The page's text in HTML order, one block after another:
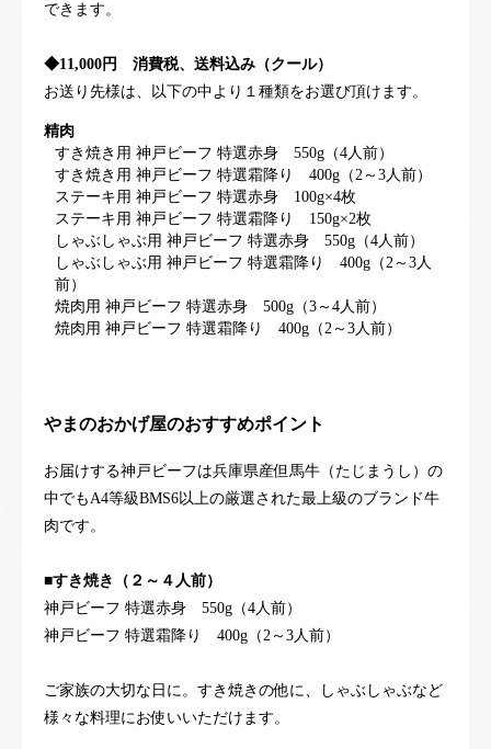
できます。
◆11,000円 消費税、送料込み（クール）
お送り先様は、以下の中より１種類をお選び頂けます。
精肉
すき焼き用 神戸ビーフ 特選赤身 550g（4人前）
すき焼き用 神戸ビーフ 特選霜降り 400g（2～3人前）
ステーキ用 神戸ビーフ 特選赤身 100g×4枚
ステーキ用 神戸ビーフ 特選霜降り 150g×2枚
しゃぶしゃぶ用 神戸ビーフ 特選赤身 550g（4人前）
しゃぶしゃぶ用 神戸ビーフ 特選霜降り 400g（2～3人
前）
焼肉用 神戸ビーフ 特選赤身 500g（3～4人前）
焼肉用 神戸ビーフ 特選霜降り 400g（2～3人前）
やまのおかげ屋のおすすめポイント
お届けする神戸ビーフは兵庫県産但馬牛（たじまうし）の
中でもA4等級BMS6以上の厳選された最上級のブランド牛
肉です。
■すき焼き（２～４人前）
神戸ビーフ 特選赤身 550g（4人前）
神戸ビーフ 特選霜降り 400g（2～3人前）
ご家族の大切な日に。すき焼きの他に、しゃぶしゃぶなど
様々な料理にお使いいただけます。